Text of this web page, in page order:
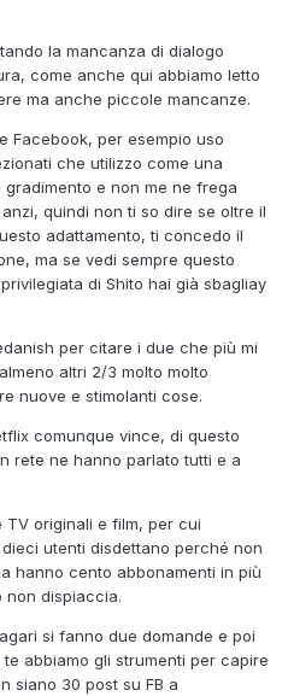
la mancanza di dialogo
come anche qui abbiamo letto
ma anche piccole mancanze.
Facebook, per esempio uso
che utilizzo come una
e non me ne frega
quindi non ti so dire se oltre il
adattamento, ti concedo il
ma se vedi sempre questo
di Shito hai già sbagliay
per citare i due che più mi
altri 2/3 molto molto
nuove e stimolanti cose.
comunque vince, di questo
rete ne hanno parlato tutti e a
originali e film, per cui
utenti disdettano perché non
hanno cento abbonamenti in più
non dispiaccia.
si fanno due domande e poi
abbiamo gli strumenti per capire
siano 30 post su FB a